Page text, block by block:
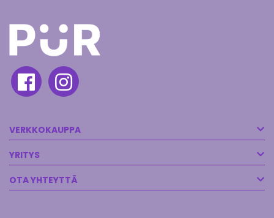
VERKKOKAUPPA
YRITYS
OTA YHTEYTTÄ